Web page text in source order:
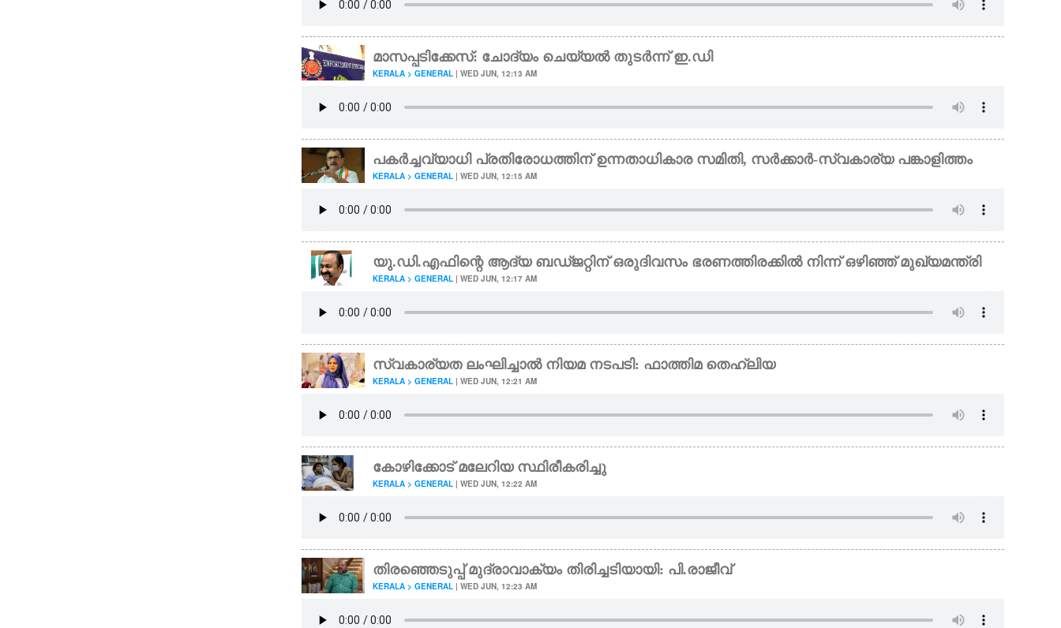
മാസപ്പടിക്കേസ്: ചോദ്യം ചെയ്യൽ തുടർന്ന് ഇ.ഡി
KERALA > GENERAL| WED JUN, 12:13 AM
പകർച്ചവ്യാധി പ്രതിരോധത്തിന് ഉന്നതാധികാര സമിതി, സർക്കാർ-സ്വകാര്യ പങ്കാളിത്തം
KERALA > GENERAL| WED JUN, 12:15 AM
യു.ഡി.എഫിന്റെ ആദ്യ ബഡ്ജറ്റിന് ഒരുദിവസം ഭരണത്തിരക്കിൽ നിന്ന് ഒഴിഞ്ഞ് മുഖ്യമന്ത്രി
KERALA > GENERAL| WED JUN, 12:17 AM
സ്വകാര്യത ലംഘിച്ചാൽ നിയമ നടപടി: ഫാത്തിമ തെഹ്ലിയ
KERALA > GENERAL| WED JUN, 12:21 AM
കോഴിക്കോട് മലേറിയ സ്ഥിരീകരിച്ചു
KERALA > GENERAL| WED JUN, 12:22 AM
തിരഞ്ഞെടുപ്പ് മുദ്രാവാക്യം തിരിച്ചടിയായി: പി.രാജീവ്
KERALA > GENERAL| WED JUN, 12:23 AM